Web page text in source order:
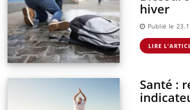
hiver
Publié le
LIRE
Santé :